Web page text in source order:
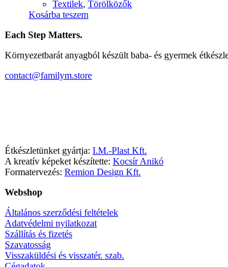
Textilek, Törölközők
Kosárba teszem
Each Step Matters.
Környezetbarát anyagból készült baba- és gyermek
contact@familym.store
Étkészletünket gyártja: I.M.-Plast Kft.
A kreatív képeket készítette: Kocsír Anikó
Formatervezés: Remion Design Kft.
Webshop
Általános szerződési feltételek
Adatvédelmi nyilatkozat
Szállítás és fizetés
Szavatosság
Visszaküldési és visszatér. szab.